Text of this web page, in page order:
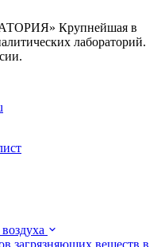
Крупнейшая в
лабораторий.
загрязняющих веществ в